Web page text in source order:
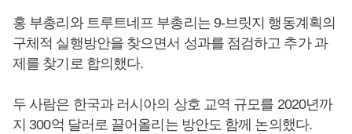
홍 부총리와 트루트네프 부총리는 9-브릿지 행동계획의
구체적 실행방안을 찾으면서 성과를 점검하고 추가 과
제를 찾기로 합의했다.
두 사람은 한국과 러시아의 상호 교역 규모를 2020년까
지 300억 달러로 끌어올리는 방안도 함께 논의했다.